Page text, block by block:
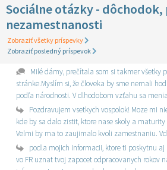
Sociálne otázky -
nezamestnanosti
Zobraziť všetky príspevky
Zobraziť posledný príspevok
Milé dámy, prečítala som si takmer všetky
stránke.Myslím si, že človeka by sme nemali
podľa národnosti. V dlhodobom vzťahu sa
Pozdravujem vsetkych vospolok! Moze mi
kde by sa dalo zistit, ktore nase skoly a maturity
Velmi by ma to zaujimalo kvoli zamestnaniu.
podla mojich informacii, ktore ti poskytnu
vo FR uznat tvoj zapocet odpracovanych rokov